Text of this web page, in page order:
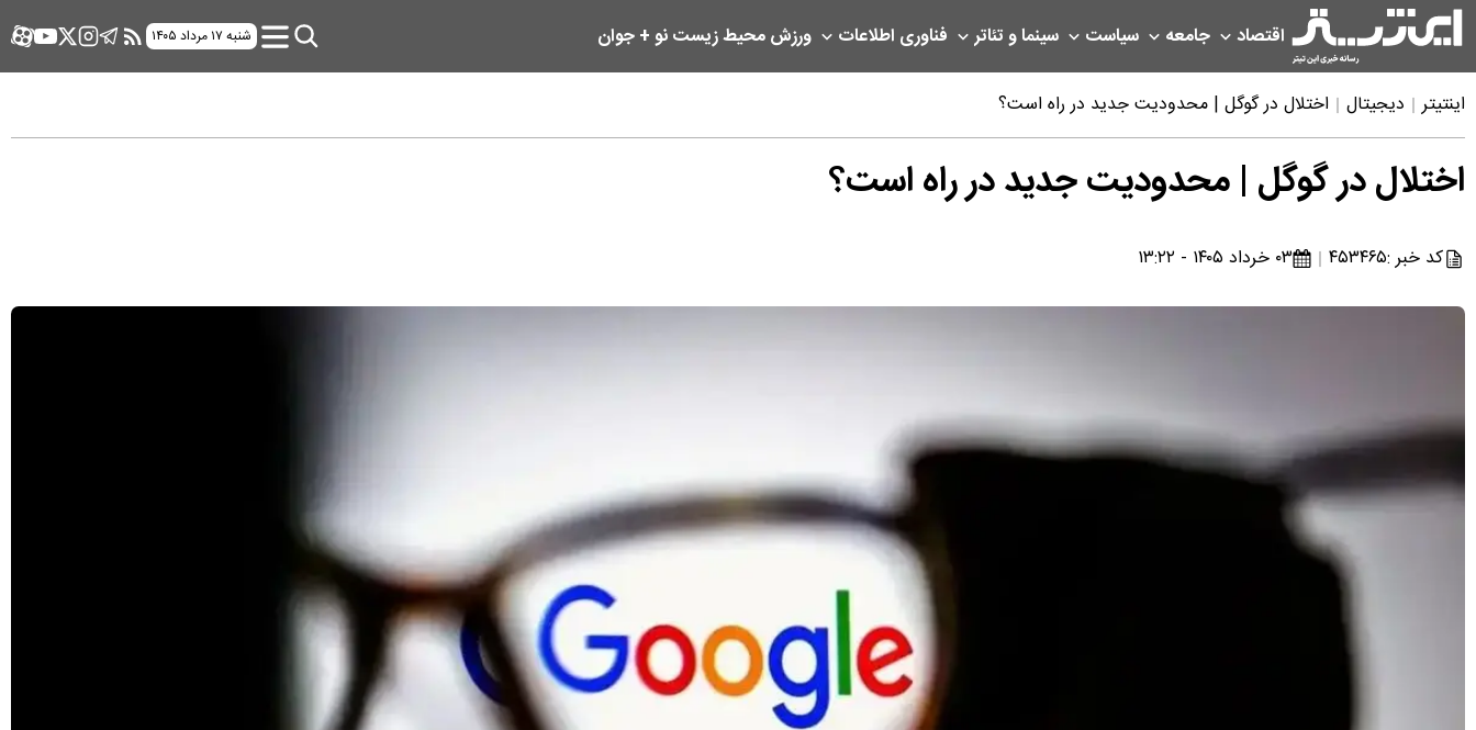
اقتصاد جامعه سیاست سینما و تئاتر فناوری اطلاعات ورزشمحیط زیستنو + جوان شنبه ۱۷ مرداد ۱۴۰۵
اینتیتر دیجیتال اختلال در گوگل | محدودیت جدید در راه است؟
اختلال در گوگل | محدودیت جدید در راه است؟
کد خبر :۴۵۳۴۶۵ ۰۳ خرداد ۱۴۰۵ - ۱۳:۲۲